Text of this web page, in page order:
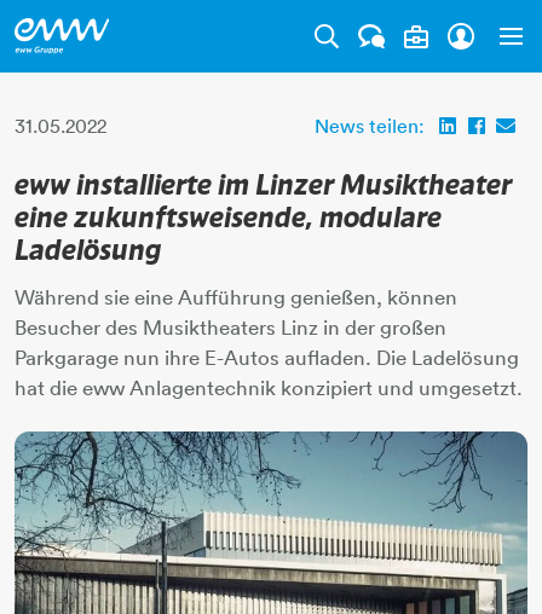
31.05.2022 News teilen:
eww installierte im Linzer Musiktheater
eine zukunftsweisende, modulare
Ladelösung
Während sie eine Aufführung genießen, können
Besucher des Musiktheaters Linz in der großen
Parkgarage nun ihre E-Autos aufladen. Die Ladelösung
hat die eww Anlagentechnik konzipiert und umgesetzt.